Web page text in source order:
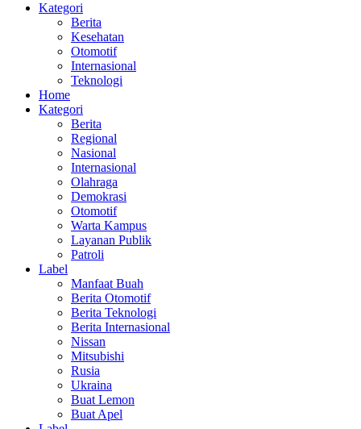
Kategori
Berita
Kesehatan
Otomotif
Internasional
Teknologi
Home
Kategori
Berita
Regional
Nasional
Internasional
Olahraga
Demokrasi
Otomotif
Warta Kampus
Layanan Publik
Patroli
Label
Manfaat Buah
Berita Otomotif
Berita Teknologi
Berita Internasional
Nissan
Mitsubishi
Rusia
Ukraina
Buat Lemon
Buat Apel